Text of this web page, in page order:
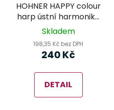
HOHNER HAPPY colour
harp ústní harmonika
pro děti
Skladem
198,35 Kč bez DPH
240 Kč
DETAIL